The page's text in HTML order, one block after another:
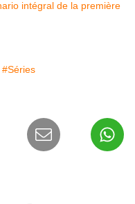
#Séries